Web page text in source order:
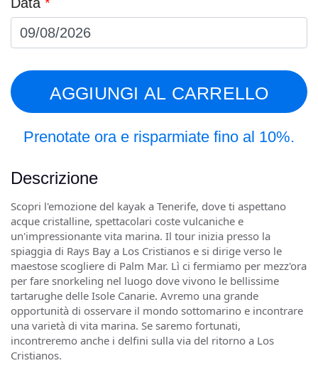
the
South
(per
person)
Pick
up
from
Arena
and
El
Medano
car)
quantità
AGGIUNGI AL CARRELLO
Prenotate ora e risparmiate fino al 10%.
Descrizione
Scopri l'emozione del kayak a Tenerife, dove ti aspettano
acque cristalline, spettacolari coste vulcaniche e
un'impressionante vita marina. Il tour inizia presso la
spiaggia di Rays Bay a Los Cristianos e si dirige verso le
maestose scogliere di Palm Mar. Lì ci fermiamo per mezz'ora
per fare snorkeling nel luogo dove vivono le bellissime
tartarughe delle Isole Canarie. Avremo una grande
opportunità di osservare il mondo sottomarino e incontrare
una varietà di vita marina. Se saremo fortunati,
incontreremo anche i delfini sulla via del ritorno a Los
Cristianos.